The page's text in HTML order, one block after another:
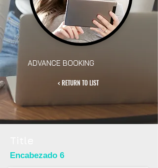
ADVANCE BOOKING
< RETURN TO LIST
Encabezado 6